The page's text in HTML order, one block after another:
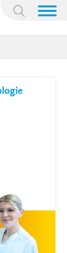
Suchbegriff: